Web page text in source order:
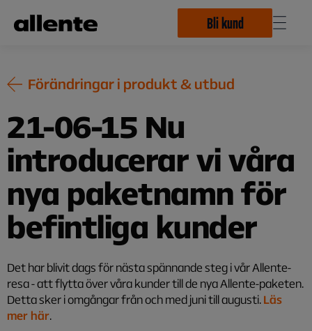
Bli kund
Förändringar i produkt & utbud
21-06-15 Nu
introducerar vi våra
nya paketnamn för
befintliga kunder
Det har blivit dags för nästa spännande steg i vår Allente-
resa - att flytta över våra kunder till de nya Allente-paketen.
Detta sker i omgångar från och med juni till augusti.Läs
mer här.